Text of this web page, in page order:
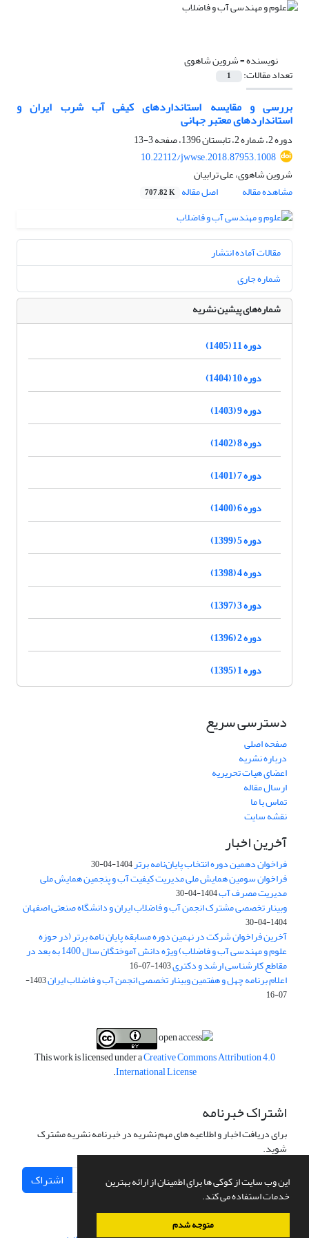
این وب سایت از کوکی ها برای اطمینان از ارائه بهترین
خدمات استفاده می کند.
متوجه شدم
نویسنده =شروین شاهوی
تعداد مقالات: 1
بررسی و مقایسه استانداردهای کیفی آب شرب ایران و
استانداردهای معتبر جهانی
دوره 2، شماره 2، تابستان 1396، صفحه
3-13
10.22112/jwwse.2018.87953.1008
شروین شاهوی، علی ترابیان
مشاهده مقاله
اصل مقاله 707.82 K
مقالات آماده انتشار
شماره جاری
شماره‌های پیشین نشریه
دوره 11 (1405)
دوره 10 (1404)
دوره 9 (1403)
دوره 8 (1402)
دوره 7 (1401)
دوره 6 (1400)
دوره 5 (1399)
دوره 4 (1398)
دوره 3 (1397)
دوره 2 (1396)
دوره 1 (1395)
دسترسی سریع
صفحه اصلی
درباره نشریه
اعضای هیات تحریریه
ارسال مقاله
تماس با ما
نقشه سایت
آخرین اخبار
فراخوان دهمین دوره انتخاب پایان‌نامه برتر1404-04-30
فراخوان سومین همایش ملی مدیریت کیفیت آب و پنجمین همایش ملی
مدیریت مصرف آب1404-04-30
وبینار تخصصی مشترک انجمن آب و فاضلاب ایران و دانشگاه صنعتی اصفهان
1404-04-30
آخرین فراخوان شرکت در نهمین دوره مسابقه پایان نامه برتر (در حوزه
علوم و مهندسی آب و فاضلاب) ویژه دانش آموختگان سال 1400 به بعد در
مقاطع کارشناسی ارشد و دکتری1403-07-16
اعلام برنامه چهل و هفتمین وبینار تخصصی انجمن آب و فاضلاب ایران
1403-
07-16
This work is licensed under aCreative Commons Attribution 4.0
International License
.
اشتراک خبرنامه
برای دریافت اخبار و اطلاعیه های مهم نشریه در خبرنامه نشریه مشترک
شوید.
اشتراک